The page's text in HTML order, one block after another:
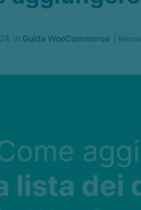
in Guida WooCommerce